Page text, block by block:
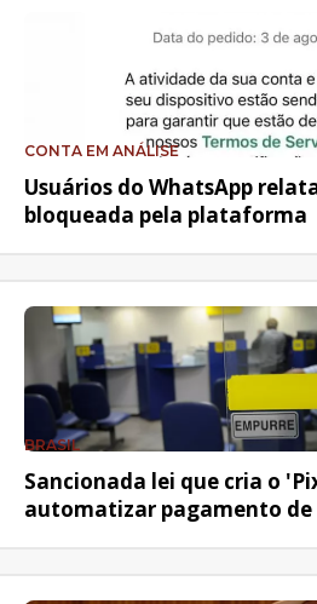
CONTA EM ANÁLISE
Usuários do WhatsApp
bloqueada pela plataforma
BRASIL
Sancionada lei que cria o
automatizar pagamento